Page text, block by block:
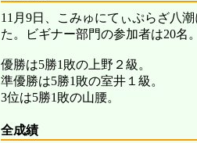
11月9日、こみゅにてぃぷらざ八
た。ビギナー部門の参加者は20名。
優勝は5勝1敗の上野２級。
準優勝は5勝1敗の室井１級。
3位は5勝1敗の山腰。
全成績